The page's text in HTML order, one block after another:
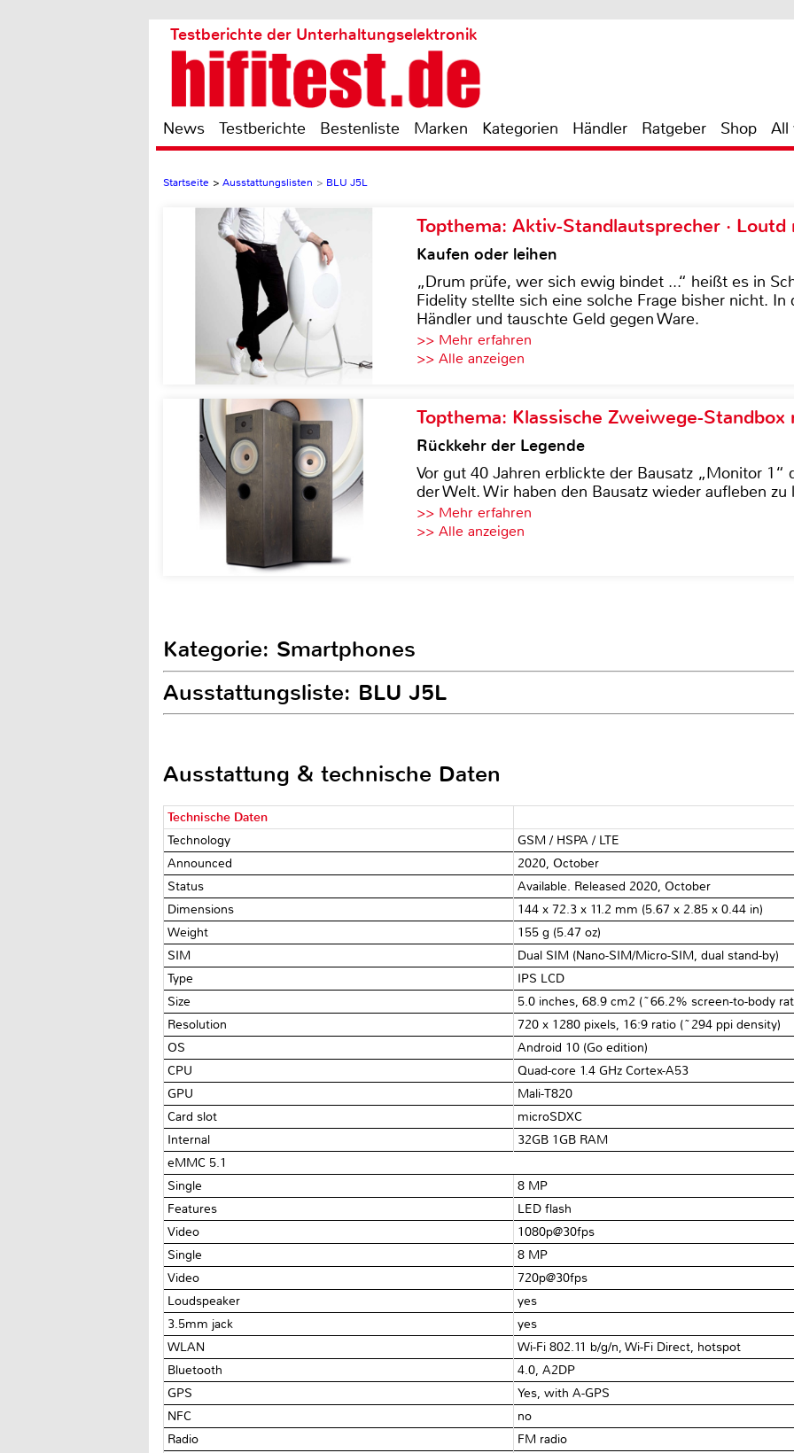
Testberichte der Unterhaltungselektronik
News Testberichte Bestenliste Marken Kategorien Händler Ratgeber Shop All
Startseite > Ausstattungslisten > BLU J5L
Topthema: Aktiv-Standlautsprecher · Loutd
Kaufen oder leihen
„Drum prüfe, wer sich ewig bindet ...“ heißt es in
Fidelity stellte sich eine solche Frage bisher nicht. In
Händler und tauschte Geld gegen Ware.
>> Mehr erfahren
>> Alle anzeigen
Topthema: Klassische Zweiwege-
Rückkehr der Legende
Vor gut 40 Jahren erblickte der Bausatz „Monitor 1“
der Welt. Wir haben den Bausatz wieder aufleben zu
>> Mehr erfahren
>> Alle anzeigen
Kategorie: Smartphones
Ausstattungsliste: BLU J5L
Ausstattung & technische Daten
Technische Daten
Technology
GSM / HSPA / LTE
Announced
2020, October
Status
Available. Released 2020, October
Dimensions
144 x 72.3 x 11.2 mm (5.67 x 2.85 x 0.44 in)
Weight
155 g (5.47 oz)
SIM
Dual SIM (Nano-SIM/Micro-SIM, dual stand-by)
Type
IPS LCD
Size
5.0 inches, 68.9 cm2 (~66.2% screen-to-body
Resolution
720 x 1280 pixels, 16:9 ratio (~294 ppi density)
OS
Android 10 (Go edition)
CPU
Quad-core 1.4 GHz Cortex-A53
GPU
Mali-T820
Card slot
microSDXC
Internal
32GB 1GB RAM
eMMC 5.1
Single
8 MP
Features
LED flash
Video
1080p@30fps
Single
8 MP
Video
720p@30fps
Loudspeaker
yes
3.5mm jack
yes
WLAN
Wi-Fi 802.11 b/g/n, Wi-Fi Direct, hotspot
Bluetooth
4.0, A2DP
GPS
Yes, with A-GPS
NFC
no
Radio
FM radio